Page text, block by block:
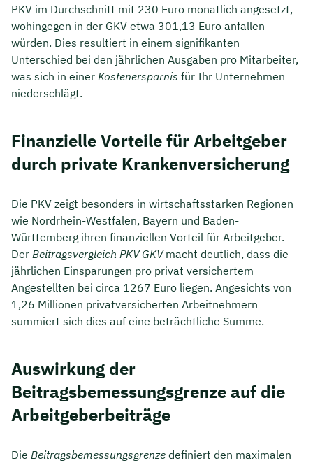
PKV im Durchschnitt mit 230 Euro monatlich angesetzt,
wohingegen in der GKV etwa 301,13 Euro anfallen
würden. Dies resultiert in einem signifikanten
Unterschied bei den jährlichen Ausgaben pro Mitarbeiter,
was sich in einer Kostenersparnis für Ihr Unternehmen
niederschlägt.
Finanzielle Vorteile für Arbeitgeber
durch private Krankenversicherung
Die PKV zeigt besonders in wirtschaftsstarken Regionen
wie Nordrhein-Westfalen, Bayern und Baden-
Württemberg ihren finanziellen Vorteil für Arbeitgeber.
Der Beitragsvergleich PKV GKVmacht deutlich, dass die
jährlichen Einsparungen pro privat versichertem
Angestellten bei circa 1267 Euro liegen. Angesichts von
1,26 Millionen privatversicherten Arbeitnehmern
summiert sich dies auf eine beträchtliche Summe.
Auswirkung der
Beitragsbemessungsgrenze auf die
Arbeitgeberbeiträge
Die Beitragsbemessungsgrenze definiert den maximalen